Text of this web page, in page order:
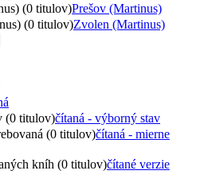
(0 titulov)Prešov (Martinus)
(0 titulov)Zvolen (Martinus)
(0 titulov)čítaná - výborný stav
(0 titulov)čítaná - mierne
kníh (0 titulov)čítané verzie